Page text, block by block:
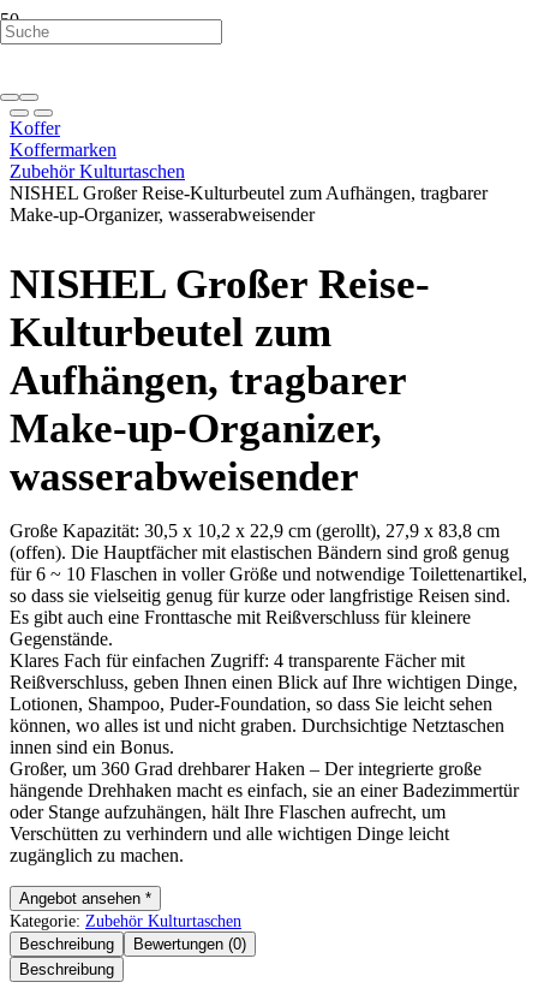
Koffer
Koffermarken
Zubehör Kulturtaschen
NISHEL Großer Reise-Kulturbeutel zum Aufhängen, tragbarer
Make-up-Organizer, wasserabweisender
NISHEL Großer Reise-
Kulturbeutel zum
Aufhängen, tragbarer
Make-up-Organizer,
wasserabweisender
Große Kapazität: 30,5 x 10,2 x 22,9 cm (gerollt), 27,9 x 83,8 cm
(offen). Die Hauptfächer mit elastischen Bändern sind groß genug
für 6 ~ 10 Flaschen in voller Größe und notwendige Toilettenartikel,
so dass sie vielseitig genug für kurze oder langfristige Reisen sind.
Es gibt auch eine Fronttasche mit Reißverschluss für kleinere
Gegenstände.
Klares Fach für einfachen Zugriff: 4 transparente Fächer mit
Reißverschluss, geben Ihnen einen Blick auf Ihre wichtigen Dinge,
Lotionen, Shampoo, Puder-Foundation, so dass Sie leicht sehen
können, wo alles ist und nicht graben. Durchsichtige Netztaschen
innen sind ein Bonus.
Großer, um 360 Grad drehbarer Haken – Der integrierte große
hängende Drehhaken macht es einfach, sie an einer Badezimmertür
oder Stange aufzuhängen, hält Ihre Flaschen aufrecht, um
Verschütten zu verhindern und alle wichtigen Dinge leicht
zugänglich zu machen.
Angebot ansehen *
Kategorie: Zubehör Kulturtaschen
Beschreibung
Bewertungen (0)
Beschreibung